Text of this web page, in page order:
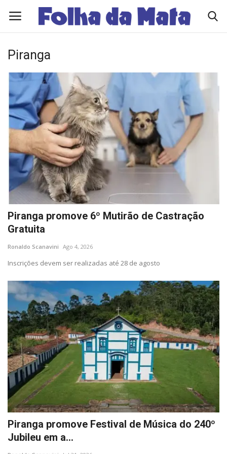
Como Anunciar
Contato
Eleições 2026
Edições Diárias - NOTÍCIAS DO DIA
Polícia/Acidente
Viçosa
Cultura
Oportunidade
Sua Cidade
Tempo
Saúde
Política
Trânsito
Piranga
Piranga promove 6º Mutirão de Castração
Gratuita
Ronaldo Scanavini Ago 4, 2026
Inscrições devem ser realizadas até 28 de agosto
Piranga promove Festival de Música do 240º
Jubileu em a...